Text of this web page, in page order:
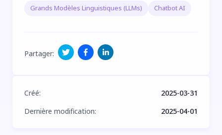
Grands Modèles Linguistiques (LLMs) Chatbot AI
Partager:
Créé:
2025-03-31
Dernière modification: 2025-04-01